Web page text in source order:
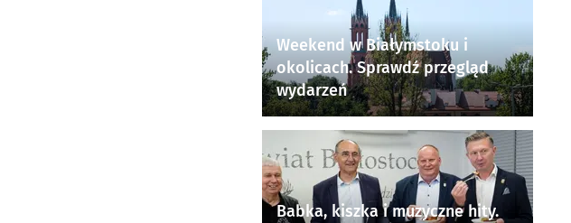
Weekend w Białymstoku i
okolicach. Sprawdź przegląd
wydarzeń
Babka, kiszka i muzyczne hity.